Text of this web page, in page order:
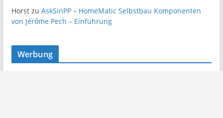
Horstzu AskSinPP – HomeMatic Selbstbau Komponenten
von Jérôme Pech – Einführung
Werbung